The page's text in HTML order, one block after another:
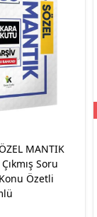
MANTIK
Soru
Özetli